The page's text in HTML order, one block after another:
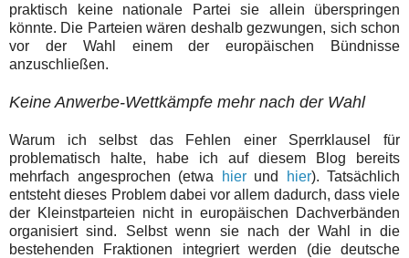
praktisch keine nationale Partei sie allein überspringen
könnte. Die Parteien wären deshalb gezwungen, sich schon
vor der Wahl einem der europäischen Bündnisse
anzuschließen.
Keine Anwerbe-Wettkämpfe mehr nach der Wahl
Warum ich selbst das Fehlen einer Sperrklausel für
problematisch halte, habe ich auf diesem Blog bereits
mehrfach angesprochen (etwa
hierund hier). Tatsächlich
entsteht dieses Problem dabei vor allem dadurch, dass viele
der Kleinstparteien nicht in europäischen Dachverbänden
organisiert sind. Selbst wenn sie nach der Wahl in die
bestehenden Fraktionen integriert werden (die deutsche